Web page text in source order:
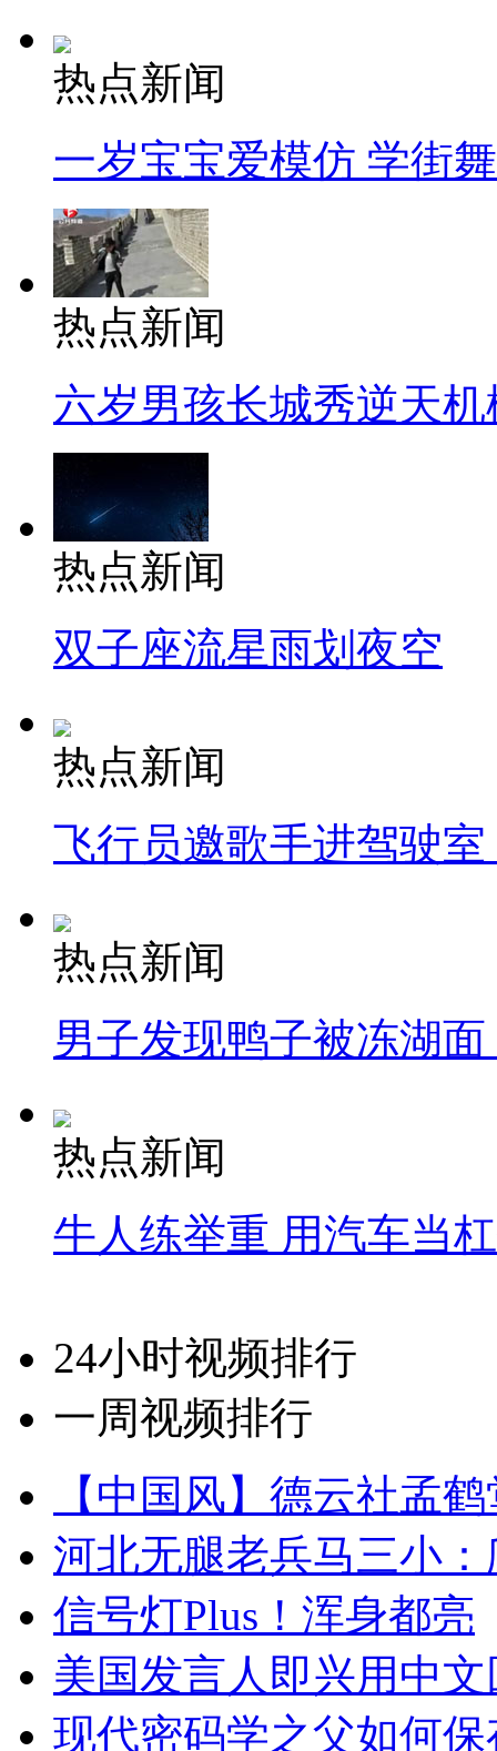
热点新闻
一岁宝宝爱模仿 学街
热点新闻
六岁男孩长城秀逆天机
热点新闻
双子座流星雨划夜空
热点新闻
飞行员邀歌手进驾驶
热点新闻
男子发现鸭子被冻湖
热点新闻
牛人练举重 用汽车当
24小时视频排行
一周视频排行
【中国风】德云社孟
河北无腿老兵马三小
信号灯Plus！浑身都亮
美国发言人即兴用中
现代密码学之父如何